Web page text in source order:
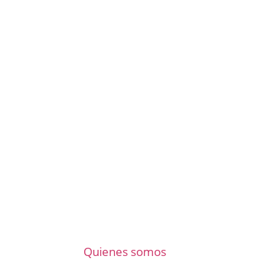
Quienes somos